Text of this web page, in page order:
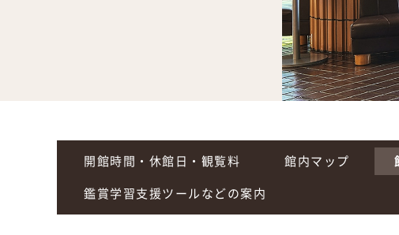
開館時間・休館日・観覧料 館内マップ
鑑賞学習支援ツールなどの案内